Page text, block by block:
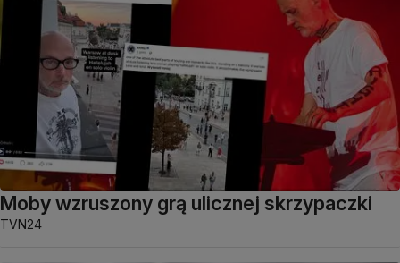
Moby wzruszony grą ulicznej skrzypaczki
TVN24